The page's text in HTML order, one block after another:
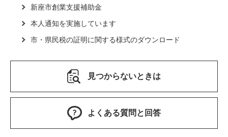
新座市創業支援補助金
本人通知を実施しています
市・県民税の証明に関する様式のダウンロード
見つからないときは
よくある質問と回答